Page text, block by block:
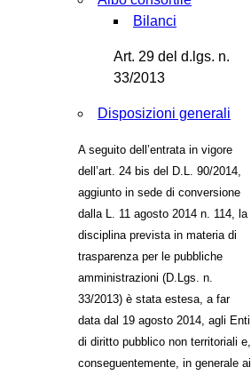
Bilanci
Art. 29 del d.lgs. n.
33/2013
Disposizioni generali
A seguito dell’entrata in vigore
dell’art. 24 bis del D.L. 90/2014,
aggiunto in sede di conversione
dalla L. 11 agosto 2014 n. 114, la
disciplina prevista in materia di
trasparenza per le pubbliche
amministrazioni (D.Lgs. n.
33/2013) è stata estesa, a far
data dal 19 agosto 2014, agli Enti
di diritto pubblico non territoriali e,
conseguentemente, in generale ai